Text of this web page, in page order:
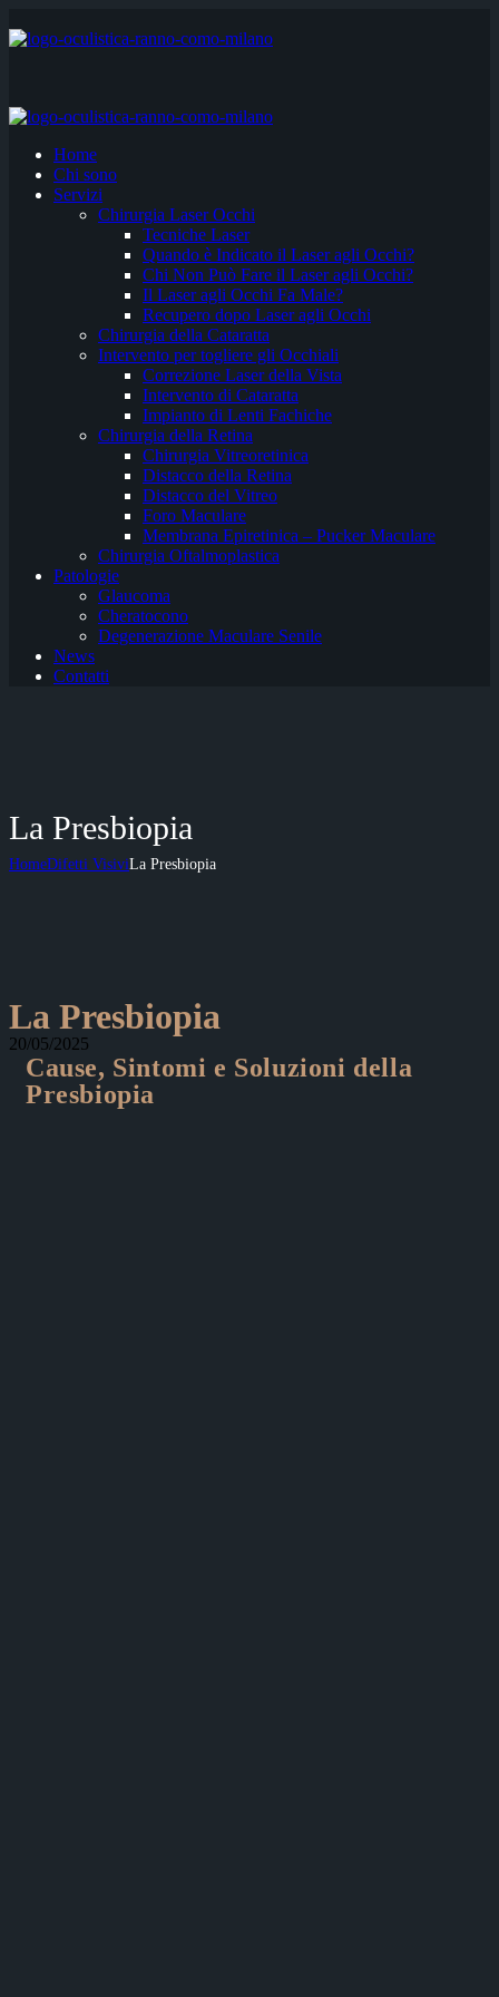
Home
Chi sono
Servizi
Chirurgia Laser Occhi
Tecniche Laser
Quando è Indicato il Laser agli Occhi?
Chi Non Può Fare il Laser agli Occhi?
Il Laser agli Occhi Fa Male?
Recupero dopo Laser agli Occhi
Chirurgia della Cataratta
Intervento per togliere gli Occhiali
Correzione Laser della Vista
Intervento di Cataratta
Impianto di Lenti Fachiche
Chirurgia della Retina
Chirurgia Vitreoretinica
Distacco della Retina
Distacco del Vitreo
Foro Maculare
Membrana Epiretinica – Pucker Maculare
Chirurgia Oftalmoplastica
Patologie
Glaucoma
Cheratocono
Degenerazione Maculare Senile
News
Contatti
La Presbiopia
HomeDifetti VisiviLa Presbiopia
La Presbiopia
20/05/2025
Cause, Sintomi e Soluzioni della
Presbiopia